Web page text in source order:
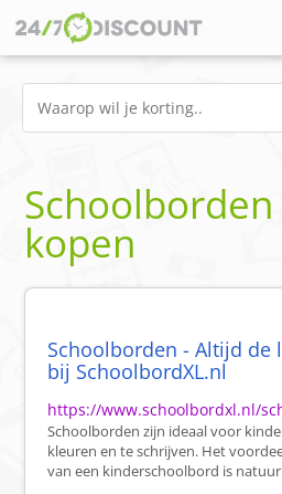
kopen
Schoolborden - Altijd de
bij SchoolbordXL.nl
https://www.schoolbordxl.nl/
Schoolborden zijn ideaal voor
kleuren en te schrijven. Het
van een kinderschoolbord is